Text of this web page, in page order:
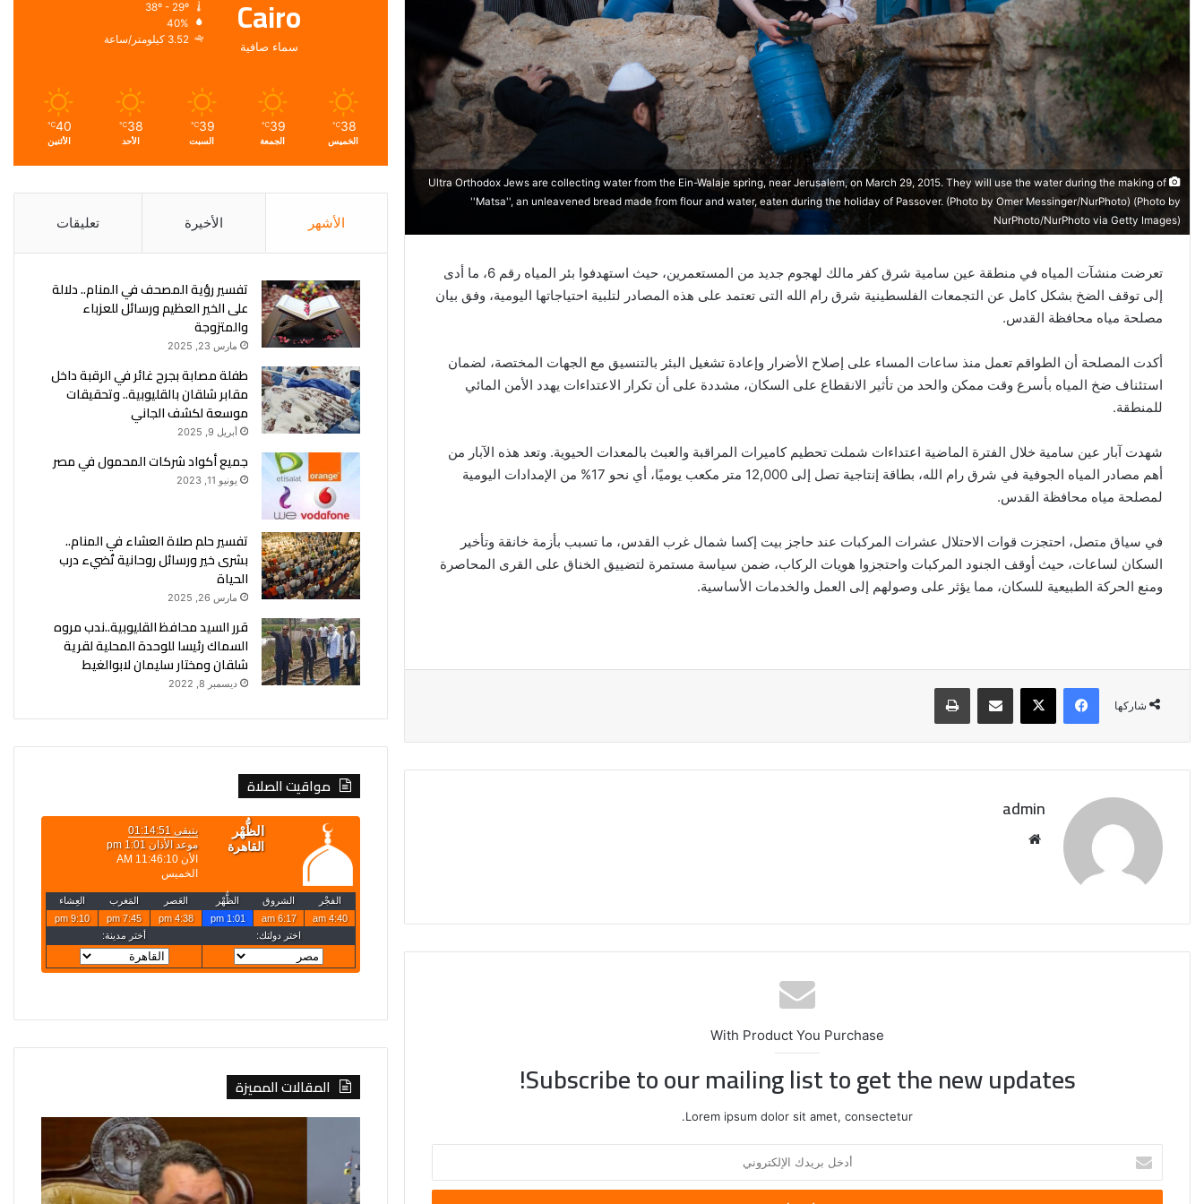
Ultra Orthodox Jews are collecting water from the Ein-Walaje spring, near Jerusalem, on March 29, 2015. They will use the water during the making of
''Matsa'', an unleavened bread made from flour and water, eaten during the holiday of Passover. (Photo by Omer Messinger/NurPhoto) (Photo by
NurPhoto/NurPhoto via Getty Images)
تعرضت منشآت المياه في منطقة عين سامية شرق كفر مالك لهجوم جديد من المستعمرين، حيث استهدفوا بئر المياه رقم 6، ما أدى
إلى توقف الضخ بشكل كامل عن التجمعات الفلسطينية شرق رام الله التى تعتمد على هذه المصادر لتلبية احتياجاتها اليومية، وفق بيان
مصلحة مياه محافظة القدس.
أكدت المصلحة أن الطواقم تعمل منذ ساعات المساء على إصلاح الأضرار وإعادة تشغيل البئر بالتنسيق مع الجهات المختصة، لضمان
استئناف ضخ المياه بأسرع وقت ممكن والحد من تأثير الانقطاع على السكان، مشددة على أن تكرار الاعتداءات يهدد الأمن المائي
للمنطقة.
شهدت آبار عين سامية خلال الفترة الماضية اعتداءات شملت تحطيم كاميرات المراقبة والعبث بالمعدات الحيوية. وتعد هذه الآبار من
أهم مصادر المياه الجوفية في شرق رام الله، بطاقة إنتاجية تصل إلى 12,000 متر مكعب يوميًا، أي نحو 17% من الإمدادات اليومية
لمصلحة مياه محافظة القدس.
في سياق متصل، احتجزت قوات الاحتلال عشرات المركبات عند حاجز بيت إكسا شمال غرب القدس، ما تسبب بأزمة خانقة وتأخير
السكان لساعات، حيث أوقف الجنود المركبات واحتجزوا هويات الركاب، ضمن سياسة مستمرة لتضييق الخناق على القرى المحاصرة
ومنع الحركة الطبيعية للسكان، مما يؤثر على وصولهم إلى العمل والخدمات الأساسية.
شاركها
فيسبوك ‫X مشاركة عبر البريد طباعة
admin
With Product You Purchase
Subscribe to our mailing list to get the new updates!
Lorem ipsum dolor sit amet, consectetur.
بريدك
الإلكتروني
Cairo
سماء صافية
40%
3.52 كيلومتر/ساعة
38
℃
الخميس
39
℃
الجمعة
39
℃
السبت
38
℃
الأحد
40
℃
الأثنين
الأشهر الأخيرة تعليقات
تفسير رؤية المصحف في المنام.. دلالة
على الخير العظيم ورسائل للعزباء
والمتزوجة
مارس 23, 2025
طفلة مصابة بجرح غائر في الرقبة داخل
مقابر شلقان بالقليوبية.. وتحقيقات
موسعة لكشف الجاني
أبريل 9, 2025
جميع أكواد شركات المحمول في مصر
يونيو 11, 2023
تفسير حلم صلاة العشاء في المنام..
بشرى خير ورسائل روحانية تُضيء درب
الحياة
مارس 26, 2025
قرر السيد محافظ القليوبية..ندب مروه
السماك رئيسا للوحدة المحلية لقرية
شلقان ومختار سليمان لابوالغيط
ديسمبر 8, 2022
مواقيت الصلاة
المقالات المميزة
تفرض
مضادة
تعلن
4
حركة
تعيينات
جديدة
مع